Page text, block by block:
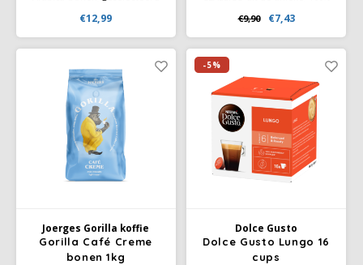
Year”-serie, met een subtiel
aroma van dadels en karamel
en een zachte zuurgraad —
perfect voor uw automatische
koffiemachine.
€12,99
verfijnde tonen van karamel,
oranjebloesem en jasmijn,
met een zoete nasmaak. Voor
de liefhebbers van een kopje
koffie met een fluweelzachte
smaak.
€9,90 €7,43
Joerges Gorilla koffie
Gorilla Café Creme
bonen 1kg
-5%
Dolce Gusto
Dolce Gusto Lungo 16
cups